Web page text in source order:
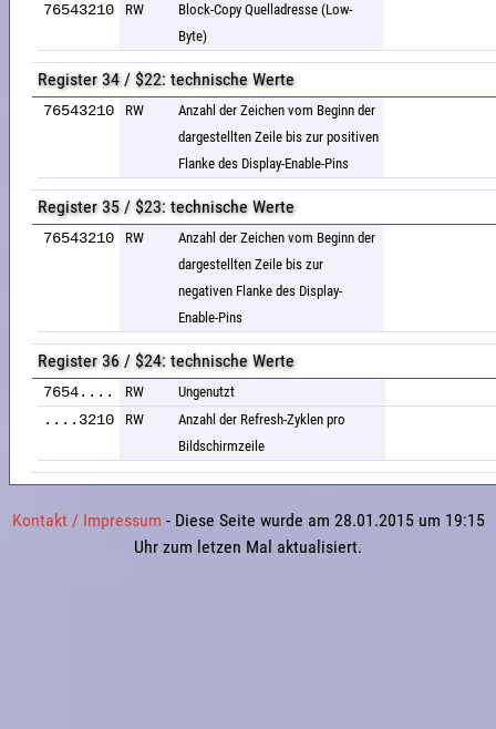
76543210 RW
Block-Copy Quelladresse (Low-
Byte)
Register 34 / $22: technische Werte
76543210 RW
Anzahl der Zeichen vom Beginn der
dargestellten Zeile bis zur positiven
Flanke des Display-Enable-Pins
Register 35 / $23: technische Werte
76543210 RW
Anzahl der Zeichen vom Beginn der
dargestellten Zeile bis zur
negativen Flanke des Display-
Enable-Pins
Register 36 / $24: technische Werte
7654.... RW Ungenutzt
....3210 RW
Anzahl der Refresh-Zyklen pro
Bildschirmzeile
Kontakt / Impressum - Diese Seite wurde am 28.01.2015 um 19:15
Uhr zum letzen Mal aktualisiert.